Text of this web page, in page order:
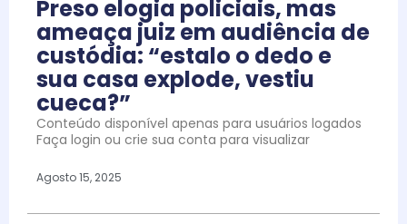
Preso elogia policiais, mas
ameaça juiz em audiência de
custódia: “estalo o dedo e
sua casa explode, vestiu
cueca?”
Conteúdo disponível apenas para usuários logados
Faça login ou crie sua conta para visualizar
Agosto 15, 2025